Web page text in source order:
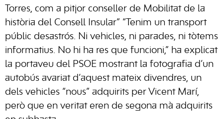
Torres, com a pitjor conseller de Mobilitat de la
història del Consell Insular” “Tenim un transport
públic desastrós. Ni vehicles, ni parades, ni tòtems
informatius. No hi ha res que funcioni,” ha explicat
la portaveu del PSOE mostrant la fotografia d’un
autobús avariat d’aquest mateix divendres, un
dels vehicles “nous” adquirits per Vicent Marí,
però que en veritat eren de segona mà adquirits